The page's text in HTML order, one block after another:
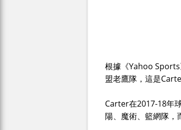
根據《Yahoo
盟老鷹隊，這是
Carter在2017-18年
陽、魔術、籃網隊，